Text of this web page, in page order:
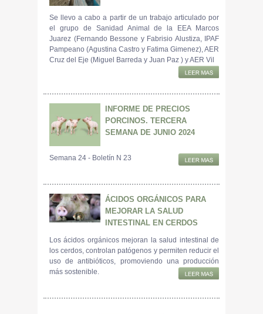
Se llevo a cabo a partir de un trabajo articulado por
el grupo de Sanidad Animal de la EEA Marcos
Juarez (Fernando Bessone y Fabrisio Alustiza, IPAF
Pampeano (Agustina Castro y Fatima Gimenez), AER
Cruz del Eje (Miguel Barreda y Juan Paz ) y AER Vil
INFORME DE PRECIOS
PORCINOS. TERCERA
SEMANA DE JUNIO 2024
Semana 24 - Boletín N 23
ÁCIDOS ORGÁNICOS PARA
MEJORAR LA SALUD
INTESTINAL EN CERDOS
Los ácidos orgánicos mejoran la salud intestinal de
los cerdos, controlan patógenos y permiten reducir el
uso de antibióticos, promoviendo una producción
más sostenible.